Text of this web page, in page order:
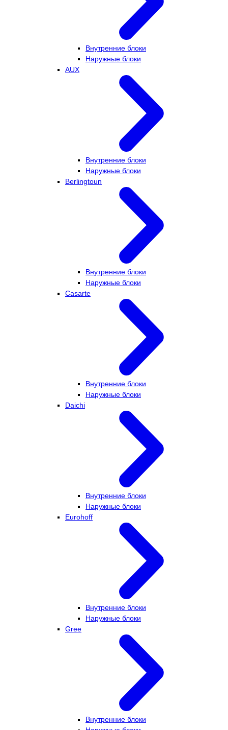
Внутренние блоки
Наружные блоки
AUX
Внутренние блоки
Наружные блоки
Berlingtoun
Внутренние блоки
Наружные блоки
Casarte
Внутренние блоки
Наружные блоки
Daichi
Внутренние блоки
Наружные блоки
Eurohoff
Внутренние блоки
Наружные блоки
Gree
Внутренние блоки